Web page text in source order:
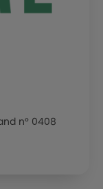
n° 0408